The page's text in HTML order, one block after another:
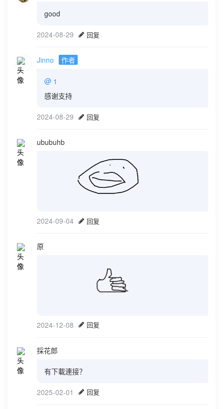
good
2024-08-29 回复
Jinno 作者
@ 1
感谢支持
2024-08-29 回复
ububuhb
2024-09-04 回复
原
2024-12-08 回复
採花郎
有下載連接？
2025-02-01 回复